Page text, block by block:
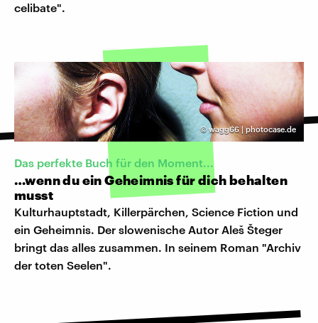
celibate".
© wagg66 | photocase.de
Das perfekte Buch für den Moment...
…wenn du ein Geheimnis für dich behalten
musst
Kulturhauptstadt, Killerpärchen, Science Fiction und
ein Geheimnis. Der slowenische Autor Aleš Šteger
bringt das alles zusammen. In seinem Roman "Archiv
der toten Seelen".